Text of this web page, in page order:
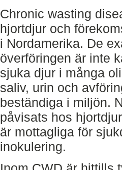
Chronic wasting
hjortdjur och
i Nordamerika. De
överföringen är inte
sjuka djur i många
saliv, urin och
beständiga i miljön.
påvisats hos
är mottagliga för
inokulering.